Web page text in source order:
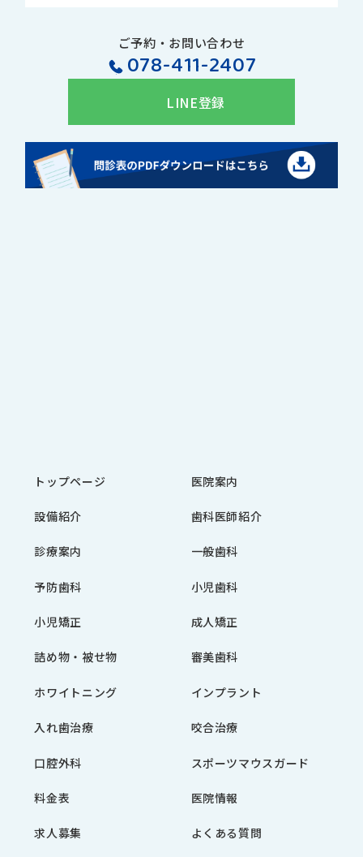
ご予約・お問い合わせ
078-411-2407
LINE登録
トップページ 医院案内
設備紹介 歯科医師紹介
診療案内 一般歯科
予防歯科 小児歯科
小児矯正 成人矯正
詰め物・被せ物 審美歯科
ホワイトニング インプラント
入れ歯治療 咬合治療
口腔外科 スポーツマウスガード
料金表 医院情報
求人募集 よくある質問